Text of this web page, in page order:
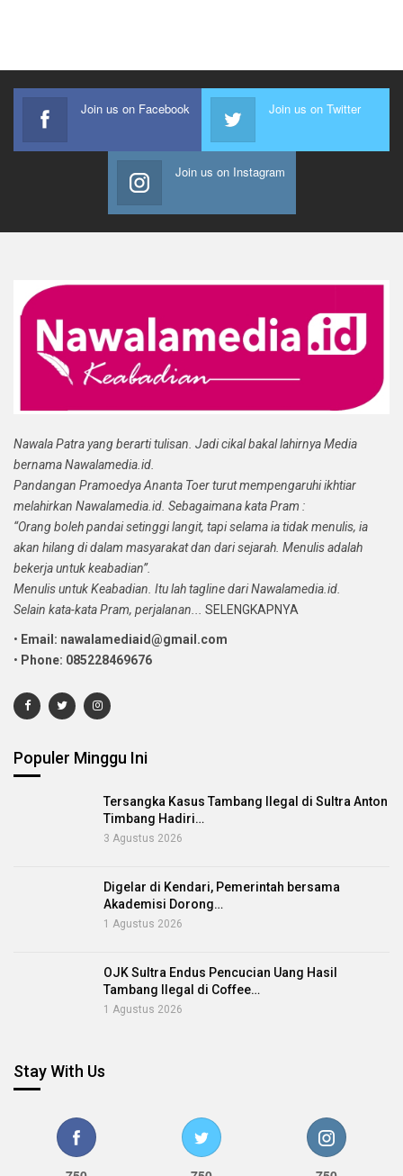
Join us on Facebook Join us on Twitter
Join us on Instagram
Nawala Patra yang berarti tulisan. Jadi cikal bakal lahirnya Media
bernama Nawalamedia.id.
Pandangan Pramoedya Ananta Toer turut mempengaruhi ikhtiar
melahirkan Nawalamedia.id. Sebagaimana kata Pram :
“Orang boleh pandai setinggi langit, tapi selama ia tidak menulis, ia
akan hilang di dalam masyarakat dan dari sejarah. Menulis adalah
bekerja untuk keabadian”.
Menulis untuk Keabadian. Itu lah tagline dari Nawalamedia.id.
Selain kata-kata Pram, perjalanan... SELENGKAPNYA
• Email: nawalamediaid@gmail.com
• Phone: 085228469676
Populer Minggu Ini
Tersangka Kasus Tambang Ilegal di Sultra Anton
Timbang Hadiri…
3 Agustus 2026
Digelar di Kendari, Pemerintah bersama
Akademisi Dorong…
1 Agustus 2026
OJK Sultra Endus Pencucian Uang Hasil
Tambang Ilegal di Coffee…
1 Agustus 2026
Stay With Us